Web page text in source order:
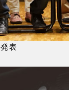
表